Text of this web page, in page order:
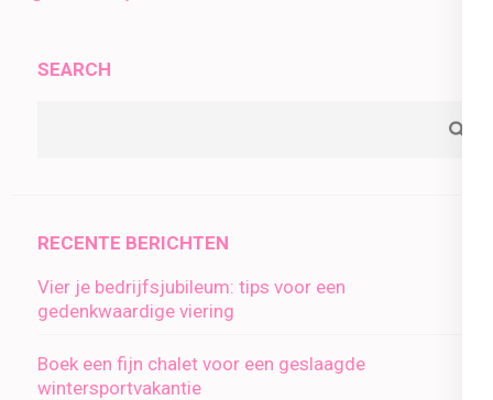
SEARCH
RECENTE BERICHTEN
Vier je bedrijfsjubileum: tips voor een
gedenkwaardige viering
Boek een fijn chalet voor een geslaagde
wintersportvakantie